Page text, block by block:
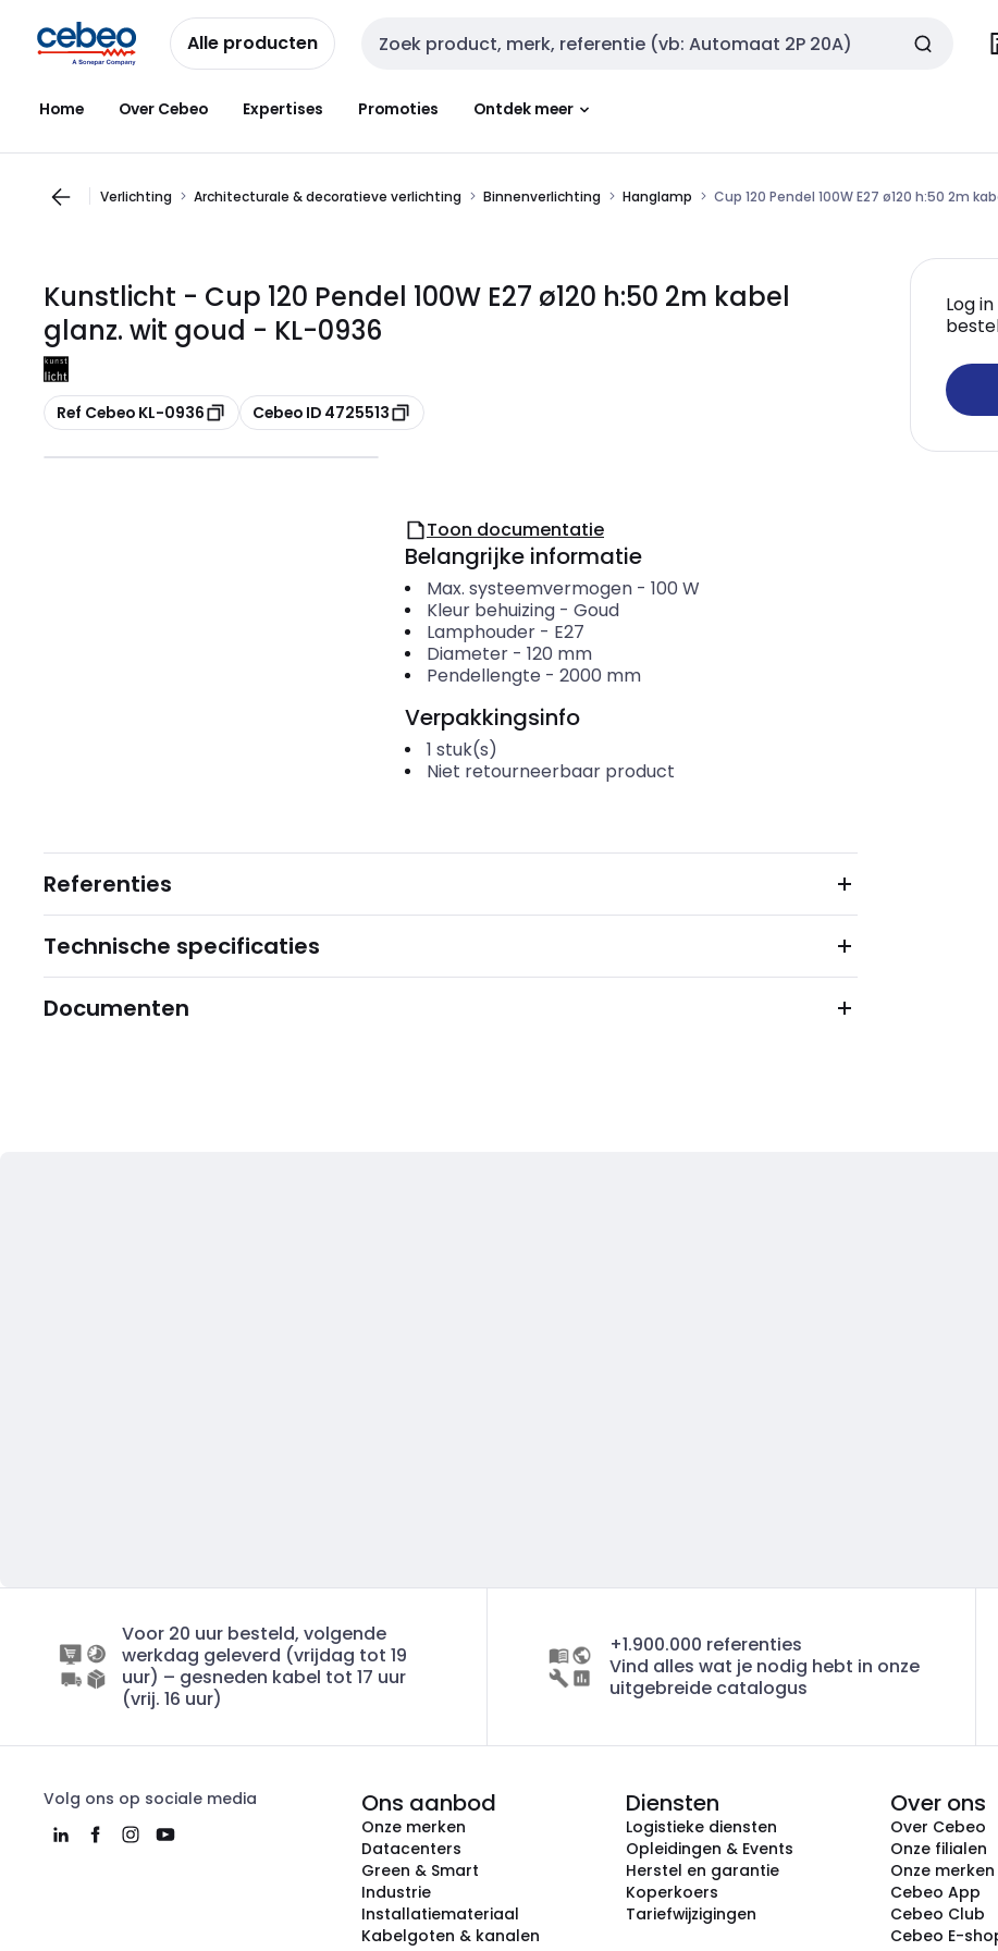
naar
navigatie
naar
inhoud
Alle producten Zoekveld invoer
Home Over Cebeo Expertises Promoties Ontdek meer
Verlichting Architecturale & decoratieve verlichting Binnenverlichting Hanglamp Cup 120 Pendel 100W E27 ø120 h:50 2m
Kunstlicht - Cup 120 Pendel 100W E27 ø120 h:50 2m kabel
glanz. wit goud - KL-0936
Kopiëren
Ref Cebeo KL-0936 Kopiëren
Cebeo ID 4725513
Log
Toon documentatie
Belangrijke informatie
Max. systeemvermogen- 100 W
Kleur behuizing- Goud
Lamphouder- E27
Diameter- 120 mm
Pendellengte - 2000 mm
Verpakkingsinfo
1 stuk(s)
Niet retourneerbaar product
Referenties
Technische specificaties
Documenten
Voor 20 uur besteld, volgende
werkdag geleverd (vrijdag tot 19
uur) – gesneden kabel tot 17 uur
(vrij. 16 uur)
+1.900.000 referenties
Vind alles wat je nodig hebt in onze
uitgebreide catalogus
Volg ons op sociale media Ons aanbod
Onze merken
Datacenters
Green & Smart
Industrie
Installatiemateriaal
Kabelgoten & kanalen
Diensten
Logistieke diensten
Opleidingen & Events
Herstel en garantie
Koperkoers
Tariefwijzigingen
Over ons
Over Cebeo
Onze filialen
Onze merken
Cebeo App
Cebeo Club
Cebeo E-